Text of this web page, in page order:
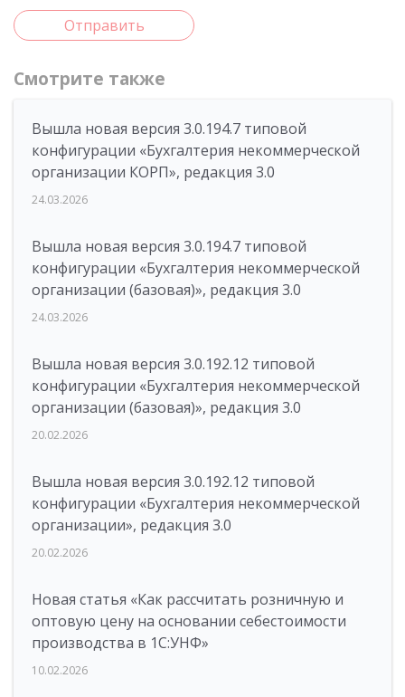
Отправить
Смотрите также
Вышла новая версия 3.0.194.7 типовой
конфигурации «Бухгалтерия некоммерческой
организации КОРП», редакция 3.0
24.03.2026
Вышла новая версия 3.0.194.7 типовой
конфигурации «Бухгалтерия некоммерческой
организации (базовая)», редакция 3.0
24.03.2026
Вышла новая версия 3.0.192.12 типовой
конфигурации «Бухгалтерия некоммерческой
организации (базовая)», редакция 3.0
20.02.2026
Вышла новая версия 3.0.192.12 типовой
конфигурации «Бухгалтерия некоммерческой
организации», редакция 3.0
20.02.2026
Новая статья «Как рассчитать розничную и
оптовую цену на основании себестоимости
производства в 1С:УНФ»
10.02.2026